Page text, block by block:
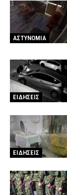
ΑΣΤΥΝΟΜΙΑ
ΕΙΔΗΣΕΙΣ
ΕΙΔΗΣΕΙΣ